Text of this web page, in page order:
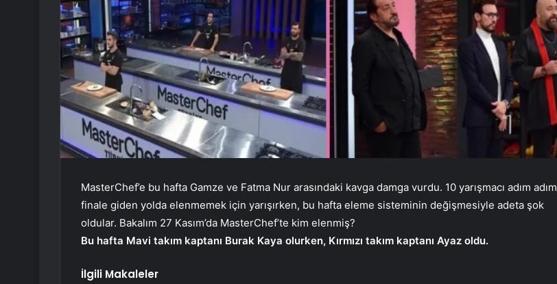
MasterChef’e bu hafta Gamze ve Fatma Nur arasındaki kavga damga vurdu. 10 yarışmacı adım adım
finale giden yolda elenmemek için yarışırken, bu hafta eleme sisteminin değişmesiyle adeta şok
oldular. Bakalım 27 Kasım’da MasterChef’te kim elenmiş?
Bu hafta Mavi takım kaptanı Burak Kaya olurken, Kırmızı takım kaptanı Ayaz oldu.
İlgili Makaleler